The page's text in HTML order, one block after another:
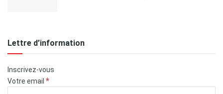
Lettre d’information
Inscrivez-vous
Votre email *